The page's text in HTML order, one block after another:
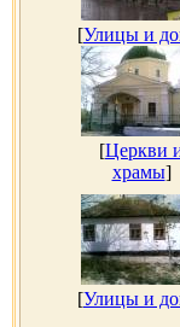
[Улицы и
[Церкви
храмы]
[Улицы и